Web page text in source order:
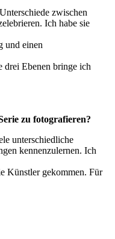
zwischen
Ich habe sie
und einen
drei Ebenen bringe ich
zu fotografieren?
unterschiedliche
kennenzulernen. Ich
Künstler gekommen. Für